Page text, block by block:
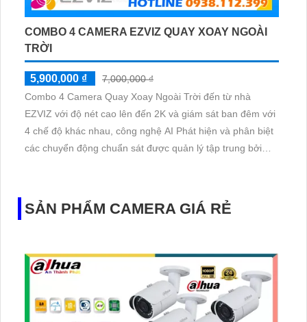
COMBO 4 CAMERA EZVIZ QUAY XOAY NGOÀI
TRỜI
5,900,000 ₫
7,000,000 ₫
Combo 4 Camera Quay Xoay Ngoài Trời đến từ nhà
EZVIZ với độ nét cao lên đến 2K và giám sát ban đêm với
4 chế độ khác nhau, công nghệ AI Phát hiện và phân biệt
các chuyển động chuẩn sát được quản lý tập trung bởi
SẢN PHẨM CAMERA GIÁ RẺ